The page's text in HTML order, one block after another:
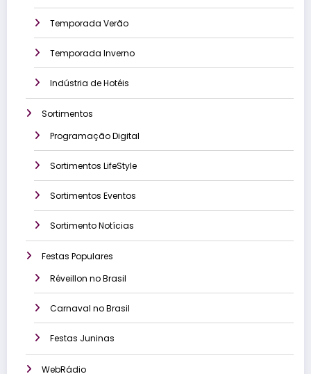
Temporada Verão
Temporada Inverno
Indústria de Hotéis
Sortimentos
Programação Digital
Sortimentos LifeStyle
Sortimentos Eventos
Sortimento Notícias
Festas Populares
Réveillon no Brasil
Carnaval no Brasil
Festas Juninas
WebRádio